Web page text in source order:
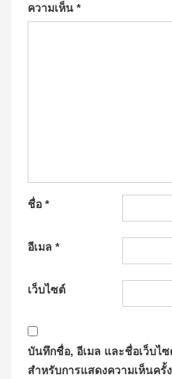
ความเห็น *
ชื่อ *
อีเมล *
เว็บไซต์
บันทึกชื่อ, อีเมล และชื่อเว็บไ
สำหรับการแสดงความเห็นครั้